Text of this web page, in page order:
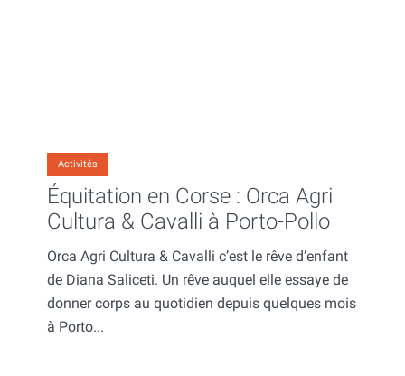
Activités
Équitation en Corse : Orca Agri
Cultura & Cavalli à Porto-Pollo
Orca Agri Cultura & Cavalli c’est le rêve d’enfant
de Diana Saliceti. Un rêve auquel elle essaye de
donner corps au quotidien depuis quelques mois
à Porto...